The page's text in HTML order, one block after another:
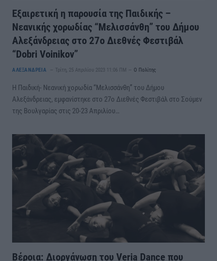
Εξαιρετική η παρουσία της Παιδικής –
Νεανικής χορωδίας “Μελισσάνθη” του Δήμου
Αλεξάνδρειας στο 27ο Διεθνές Φεστιβάλ
“Dobri Voinikov”
ΑΛΕΞΑΝΔΡΕΙΑ Τρίτη, 25 Απριλίου 2023 11:06 ΠΜ Ο Πολίτης
Η Παιδική- Νεανική χορωδία “Μελισσάνθη” του Δήμου
Αλεξάνδρειας, εμφανίστηκε στο 27ο Διεθνές Φεστιβάλ στο Σούμεν
της Βουλγαρίας στις 20-23 Απριλίου…
Βέροια: Διοργάνωση του Veria Dance που